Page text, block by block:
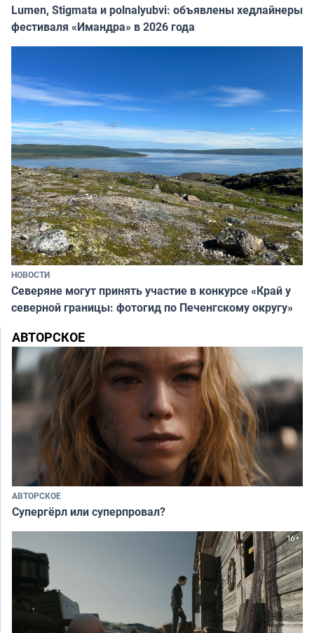
Lumen, Stigmata и polnalyubvi: объявлены хедлайнеры
фестиваля «Имандра» в 2026 года
НОВОСТИ
Северяне могут принять участие в конкурсе «Край у
северной границы: фотогид по Печенгскому округу»
АВТОРСКОЕ
АВТОРСКОЕ
Супергёрл или суперпровал?